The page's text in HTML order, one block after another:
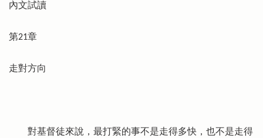
內文試讀
第21章
走對方向
對基督徒來說，最打緊的事不是走得多快，也不是走得